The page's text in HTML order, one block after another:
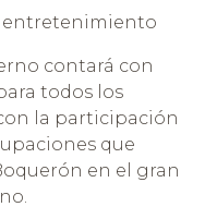
entretenimiento
contará con
todos los
la participación
que
en el gran